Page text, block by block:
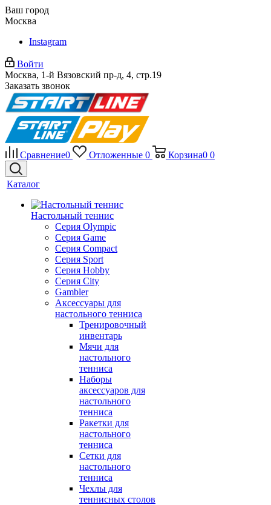
Ваш город
Москва
Instagram
Войти
Москва, 1-й Вязовский пр-д, 4, стр.19
Заказать звонок
Сравнение0 Отложенные 0 Корзина0 0
Каталог
Настольный теннис
Серия Olympic
Серия Game
Серия Compact
Серия Sport
Серия Hobby
Серия City
Gambler
Аксессуары для
настольного тенниса
Тренировочный
инвентарь
Мячи для
настольного
тенниса
Наборы
аксессуаров для
настольного
тенниса
Ракетки для
настольного
тенниса
Сетки для
настольного
тенниса
Чехлы для
теннисных столов